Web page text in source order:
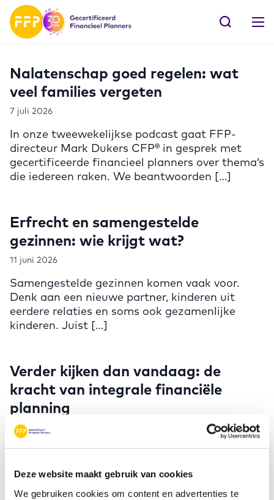
Deze website maakt gebruik van cookies
We gebruiken cookies om content en advertenties te
Nalatenschap goed regelen: wat
veel families vergeten
7 juli 2026
In onze tweewekelijkse podcast gaat FFP-
directeur Mark Dukers CFP® in gesprek met
gecertificeerde financieel planners over thema’s
die iedereen raken. We beantwoorden […]
Erfrecht en samengestelde
gezinnen: wie krijgt wat?
11 juni 2026
Samengestelde gezinnen komen vaak voor.
Denk aan een nieuwe partner, kinderen uit
eerdere relaties en soms ook gezamenlijke
kinderen. Juist […]
Verder kijken dan vandaag: de
kracht van integrale financiële
planning
3 juni 2026
Financiële planning stopt niet bij één generatie.
eigeninkomen, vermogen en toekomst. Maar
[…]